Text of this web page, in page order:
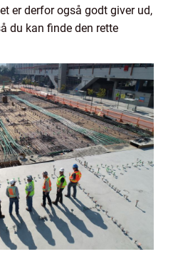
er derfor også godt giver ud,
du kan finde den rette